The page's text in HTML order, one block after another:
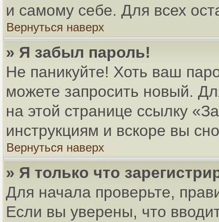
и самому себе. Для всех
Вернуться наверх
» Я забыл пароль!
Не паникуйте! Хоть ваш
можете запросить новый.
на этой странице ссылку
инструкциям и вскоре вы
Вернуться наверх
» Я только что
Для начала проверьте,
Если вы уверены, что